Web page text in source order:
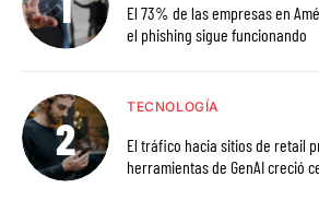
El 73% de las empresas en
el phishing sigue funcionando
TECNOLOGÍA
El tráfico hacia sitios de retail
herramientas de GenAI creció